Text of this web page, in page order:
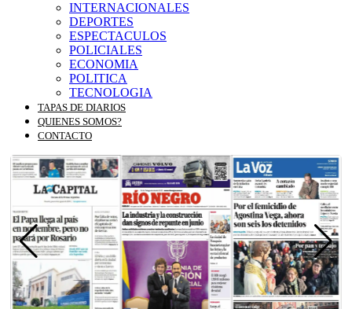
INTERNACIONALES
DEPORTES
ESPECTACULOS
POLICIALES
ECONOMIA
POLITICA
TECNOLOGIA
TAPAS DE DIARIOS
QUIENES SOMOS?
CONTACTO